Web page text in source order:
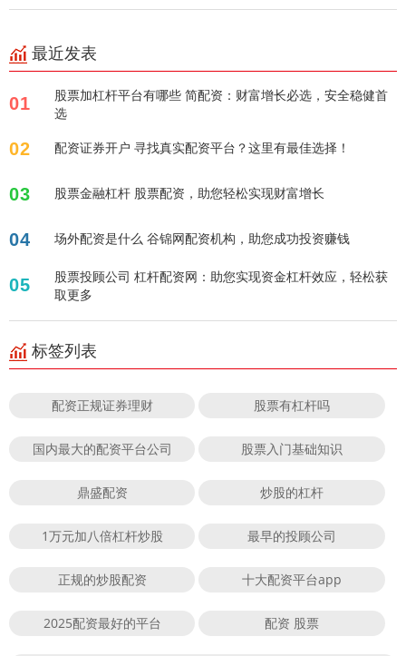
最近发表
01
股票加杠杆平台有哪些 简配资：财富增长必选，安全稳健首
选
02 配资证券开户 寻找真实配资平台？这里有最佳选择！
03 股票金融杠杆 股票配资，助您轻松实现财富增长
04 场外配资是什么 谷锦网配资机构，助您成功投资赚钱
05
股票投顾公司 杠杆配资网：助您实现资金杠杆效应，轻松获
取更多
标签列表
配资正规证券理财 股票有杠杆吗
国内最大的配资平台公司 股票入门基础知识
鼎盛配资 炒股的杠杆
1万元加八倍杠杆炒股 最早的投顾公司
正规的炒股配资 十大配资平台app
2025配资最好的平台 配资 股票